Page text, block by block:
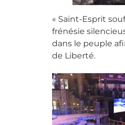
« Saint-Esprit
frénésie
dans le peuple
de Liberté.